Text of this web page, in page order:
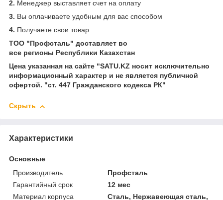
2. Менеджер выставляет счет на оплату
3. Вы оплачиваете удобным для вас способом
4. Получаете свои товар
ТОО "Профсталь" доставляет во
все регионы Республики Казахстан
Цена указанная на сайте "SATU.KZ носит исключительно
информационный характер и не является публичной
офертой. "ст. 447 Гражданского кодекса РК"
Скрыть
Характеристики
Основные
Производитель
Профсталь
Гарантийный срок
12 мес
Материал корпуса
Сталь, Нержавеющая сталь,